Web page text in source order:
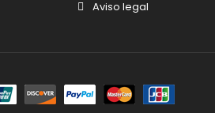
Aviso legal